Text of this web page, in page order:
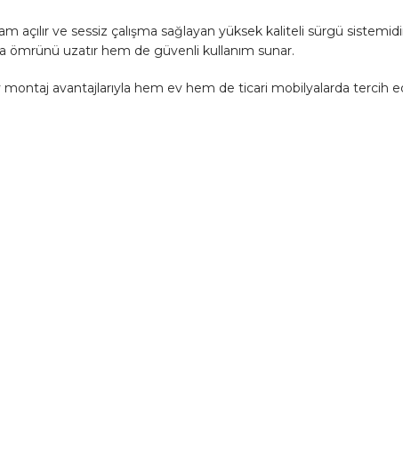
açılır ve sessiz çalışma sağlayan yüksek kaliteli sürgü
ömrünü uzatır hem de güvenli kullanım sunar.
montaj avantajlarıyla hem ev hem de ticari mobilyalarda tercih